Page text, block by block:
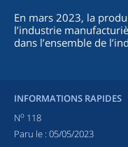
En mars 2023, la
l’industrie
dans l’ensemble de
INFORMATIONS RAPIDES
No 118
Paru le : 05/05/2023